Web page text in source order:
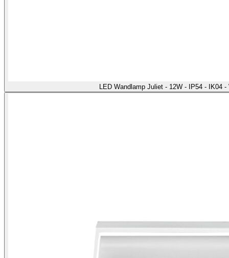
LED Wandlamp Juliet - 12W - IP54 - IK04